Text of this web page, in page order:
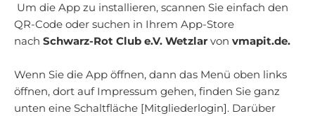
Um die App zu installieren, scannen Sie einfach den
QR-Code oder suchen in Ihrem App-Store
nach Schwarz-Rot Club e.V. Wetzlar von vmapit.de.
Wenn Sie die App öffnen, dann das Menü oben links
öffnen, dort auf Impressum gehen, finden Sie ganz
unten eine Schaltfläche [Mitgliederlogin]. Darüber